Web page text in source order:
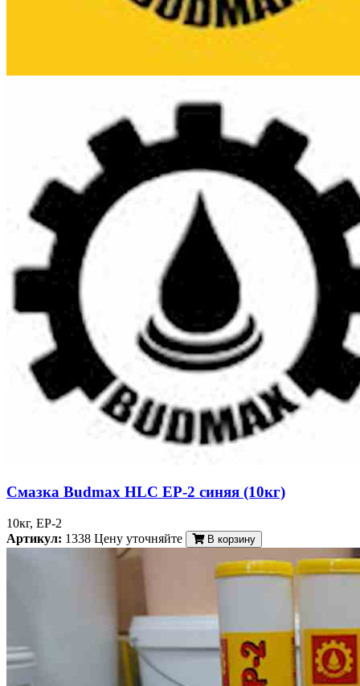
Смазка Budmax HLC EP-2 синяя (10кг)
10кг, EP-2
Артикул: 1338 Цену уточняйте В корзину